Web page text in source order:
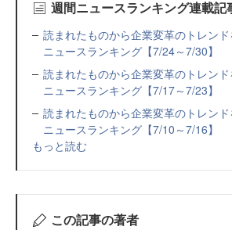
週間ニュースランキング連載記
読まれたものから企業変革のトレン
ニュースランキング【7/24～7/30】
読まれたものから企業変革のトレン
ニュースランキング【7/17～7/23】
読まれたものから企業変革のトレン
ニュースランキング【7/10～7/16】
もっと読む
この記事の著者